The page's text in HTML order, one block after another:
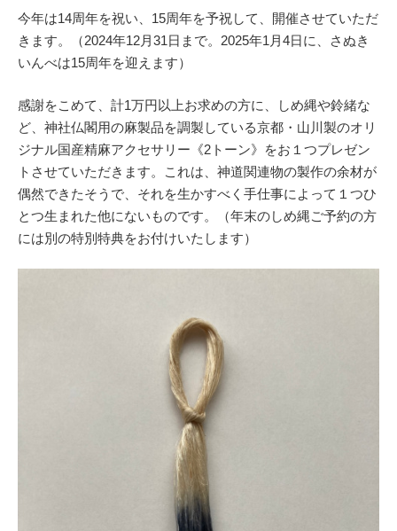
今年は14周年を祝い、15周年を予祝して、開催させていただ
きます。（2024年12月31日まで。2025年1月4日に、さぬき
いんべは15周年を迎えます）
感謝をこめて、計1万円以上お求めの方に、しめ縄や鈴緒な
ど、神社仏閣用の麻製品を調製している京都・山川製のオリ
ジナル国産精麻アクセサリー《2トーン》をお１つプレゼン
トさせていただきます。これは、神道関連物の製作の余材が
偶然できたそうで、それを生かすべく手仕事によって１つひ
とつ生まれた他にないものです。（年末のしめ縄ご予約の方
には別の特別特典をお付けいたします）